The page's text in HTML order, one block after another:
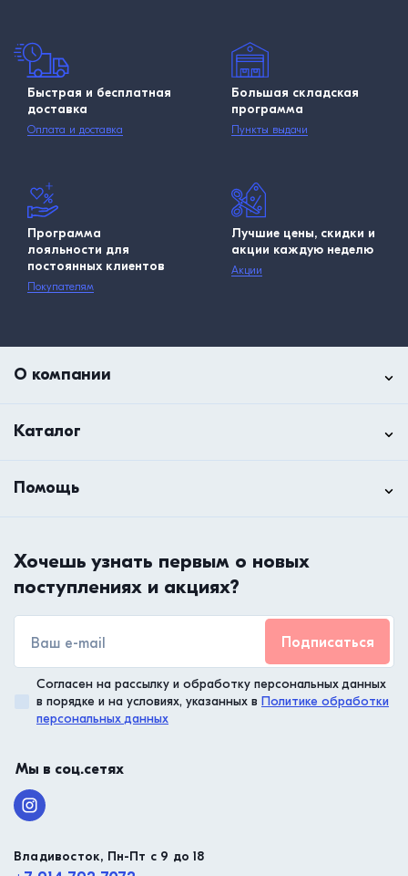
Быстрая и бесплатная
доставка
Оплата и доставка
Большая складская
программа
Пункты выдачи
Программа
лояльности для
постоянных клиентов
Покупателям
Лучшие цены, скидки и
акции каждую неделю
Акции
О компании
Каталог
Помощь
Хочешь узнать первым о новых
поступлениях и акциях?
Подписаться
Согласен на рассылку и обработку персональных данных
в порядке и на условиях, указанных в Политике обработки
персональных данных
Мы в соц.сетях
Владивосток, Пн-Пт с 9 до 18